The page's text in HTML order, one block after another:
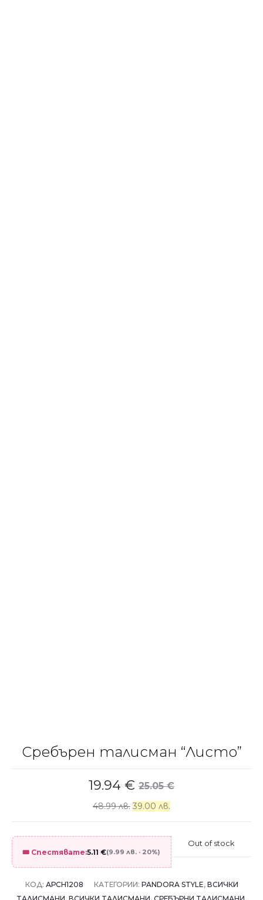
Сребърен талисман “Листо”
25.05€
19.94 €
48.99 лв. 39.00 лв.
🎟️ Спестявате:5.11€(9.99 лв. · 20%)
Out of stock
КОД: АРCH1208 КАТЕГОРИИ: PANDORA STYLE, ВСИЧКИ